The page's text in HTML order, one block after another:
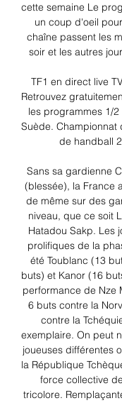
cette semaine Le
un coup d'oeil
chaîne passent les
soir et les autres
TF1 en direct live
Retrouvez
les programmes 1/
Suède. Championnat
de handball
Sans sa gardienne
(blessée), la France
de même sur des
niveau, que ce soit
Hatadou Sakp. Les
prolifiques de la
été Toublanc (13
buts) et Kanor (16
performance de Nze
6 buts contre la
contre la
exemplaire. On peut
joueuses différentes
la République
force collective
tricolore.